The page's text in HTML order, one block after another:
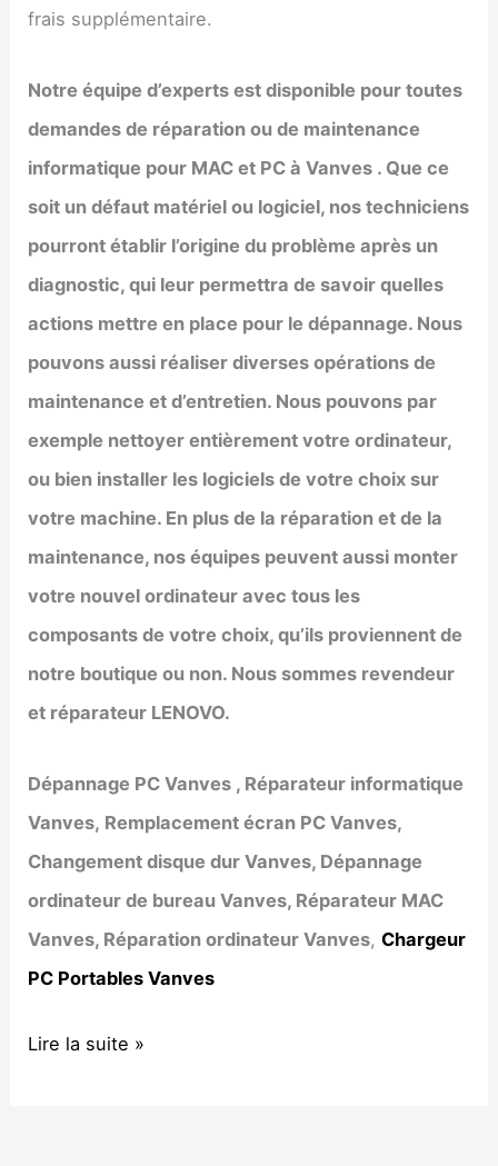
frais supplémentaire.
Notre équipe d’experts est disponible pour toutes
demandes de réparation ou de maintenance
informatique pour MAC et PC àVanves . Que ce
soit un défaut matériel ou logiciel, nos techniciens
pourront établir l’origine du problème après un
diagnostic, qui leur permettra de savoir quelles
actions mettre en place pour le dépannage. Nous
pouvons aussi réaliser diverses opérations de
maintenance et d’entretien. Nous pouvons par
exemple nettoyer entièrement votre ordinateur,
ou bien installer les logiciels de votre choix sur
votre machine. En plus de la réparation et de la
maintenance, nos équipes peuvent aussi monter
votre nouvel ordinateur avec tous les
composants de votre choix, qu’ils proviennent de
notre boutique ou non. Nous sommes revendeur
et réparateur LENOVO.
Dépannage PCVanves , Réparateur informatique
Vanves, Remplacement écran PCVanves,
Changement disque durVanves, Dépannage
ordinateur de bureau Vanves, Réparateur MAC
Vanves, Réparation ordinateurVanves,Chargeur
PC Portables Vanves
Dépannage
Lire la suite »